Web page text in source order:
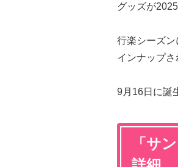
グッズが
行楽シーズ
インナップさ
9月16日に誕
「サ